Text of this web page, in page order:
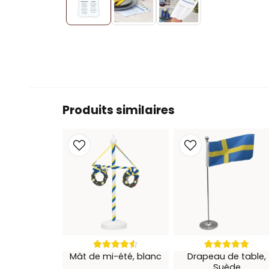
Produits similaires
Mât de mi-été, blanc
Drapeau de table,